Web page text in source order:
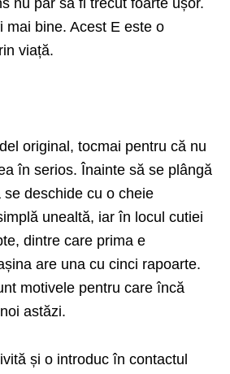
nu par să fi trecut foarte ușor.
mai bine. Acest E este o
viață.
original, tocmai pentru că nu
în serios. Înainte să se plângă
deschide cu o cheie
unealtă, iar în locul cutiei
dintre care prima e
are una cu cinci rapoarte.
motivele pentru care încă
astăzi.
și o introduc în contactul